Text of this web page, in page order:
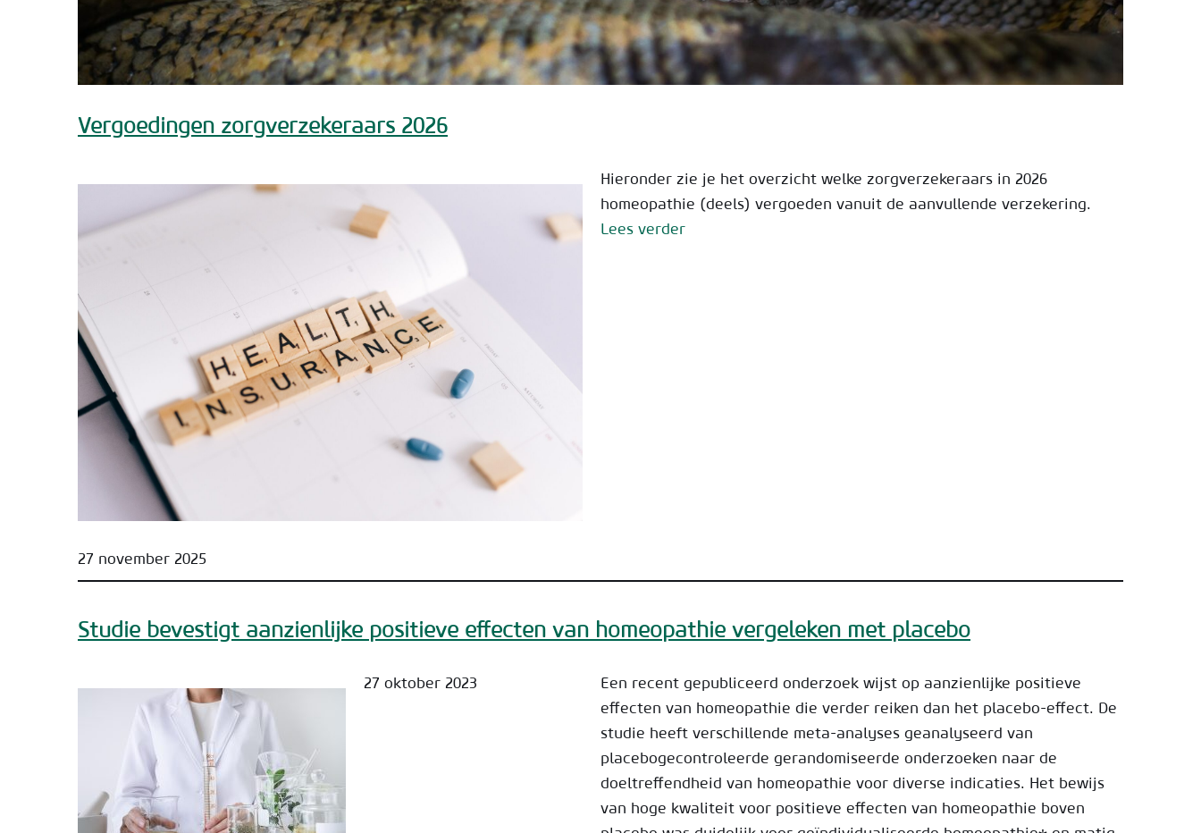
Vergoedingen zorgverzekeraars 2026
27 november 2025
Hieronder zie je het overzicht welke zorgverzekeraars in 2026
homeopathie (deels) vergoeden vanuit de aanvullende verzekering.
Lees verder
Studie bevestigt aanzienlijke positieve effecten van homeopathie vergeleken met placebo
27 oktober 2023
Een recent gepubliceerd onderzoek wijst op aanzienlijke positieve
effecten van homeopathie die verder reiken dan het placebo-effect. De
studie heeft verschillende meta-analyses geanalyseerd van
placebogecontroleerde gerandomiseerde onderzoeken naar de
doeltreffendheid van homeopathie voor diverse indicaties. Het bewijs
van hoge kwaliteit voor positieve effecten van homeopathie boven